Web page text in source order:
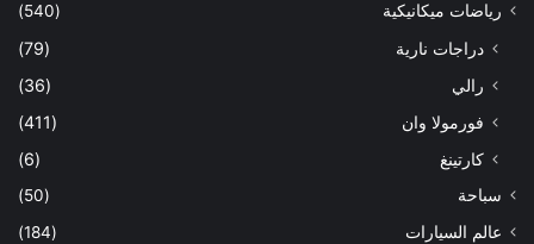
رياضات ميكانيكية
(540)
دراجات نارية
(79)
رالي
(36)
فورمولا وان
(411)
كارتينغ
(6)
سباحة
(50)
عالم السيارات
(184)